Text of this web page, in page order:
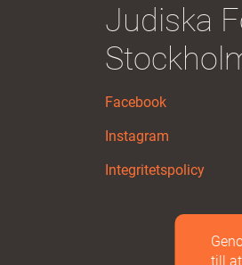
Judiska
Facebook
Instagram
Integritetspolicy
till